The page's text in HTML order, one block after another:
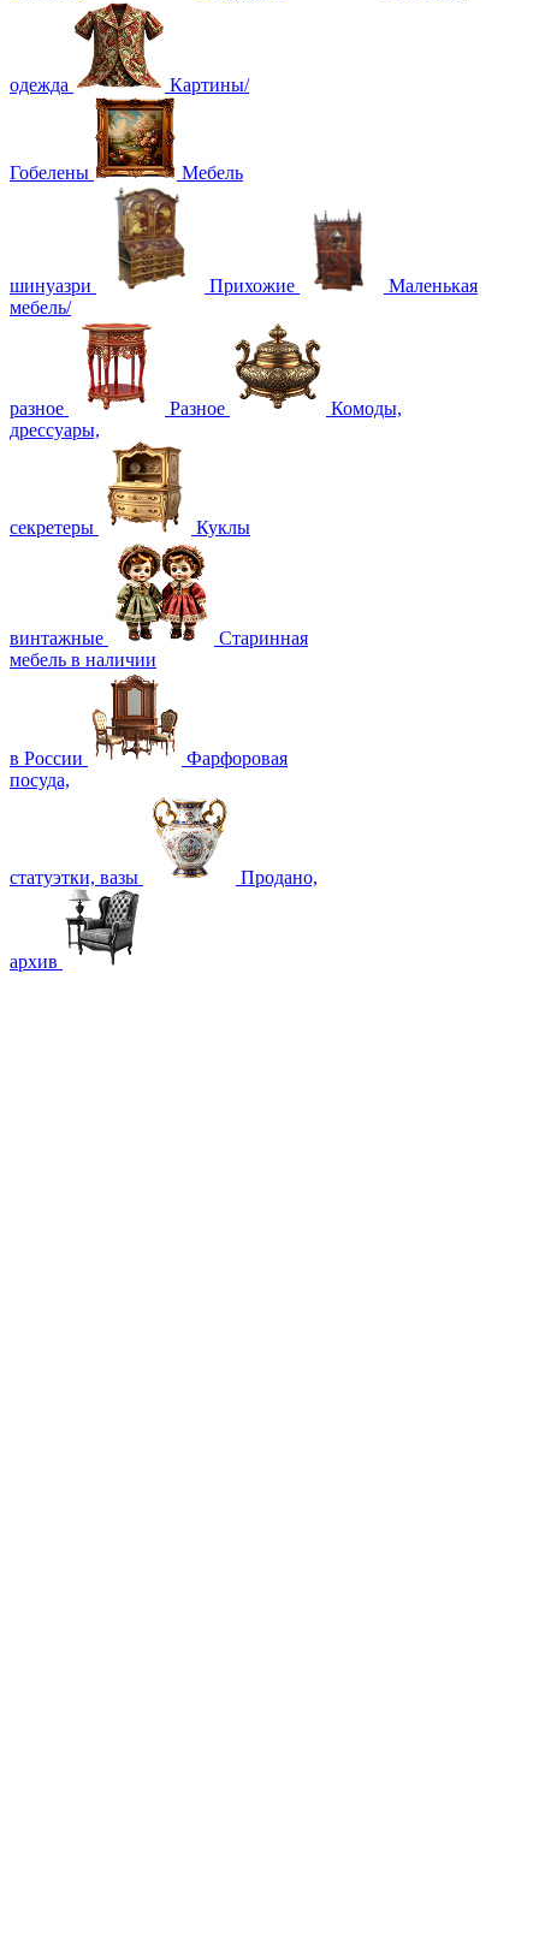
одежда Картины/
Гобелены Мебель
шинуазри Прихожие
Маленькая
мебель/
разное Разное
Комоды,
дрессуары,
секретеры Куклы
винтажные
Старинная
мебель в наличии
в России
Фарфоровая
посуда,
статуэтки, вазы Продано,
архив